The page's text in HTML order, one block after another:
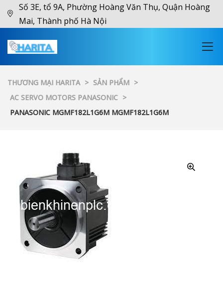
Số 3E, tổ 9A, Phường Hoàng Văn Thụ, Quận Hoàng
Mai, Thành phố Hà Nội
THƯƠNG MẠI HARITA > SẢN PHẨM >
AC SERVO MOTORS PANASONIC >
PANASONIC MGMF182L1G6M MGMF182L1G6M